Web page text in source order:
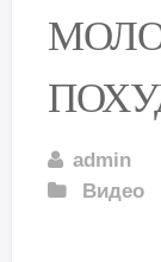
admin
Видео